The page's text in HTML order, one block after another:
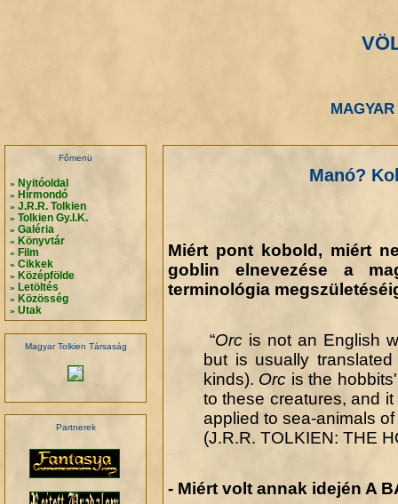
Főmenü
» Nyitóoldal
» Hírmondó
» J.R.R. Tolkien
» Tolkien Gy.I.K.
» Galéria
» Könyvtár
» Film
» Cikkek
» Középfölde
» Letöltés
» Közösség
» Utak
Magyar Tolkien Társaság
Partnerek
Manó?
Miért pont kobold, miért
goblin elnevezése a
terminológia
“Orc is not an English
but is usually
kinds). Orc is the
to these creatures, and
applied to sea-animals of
(J.R.R. TOLKIEN: THE
- Miért volt annak idején A